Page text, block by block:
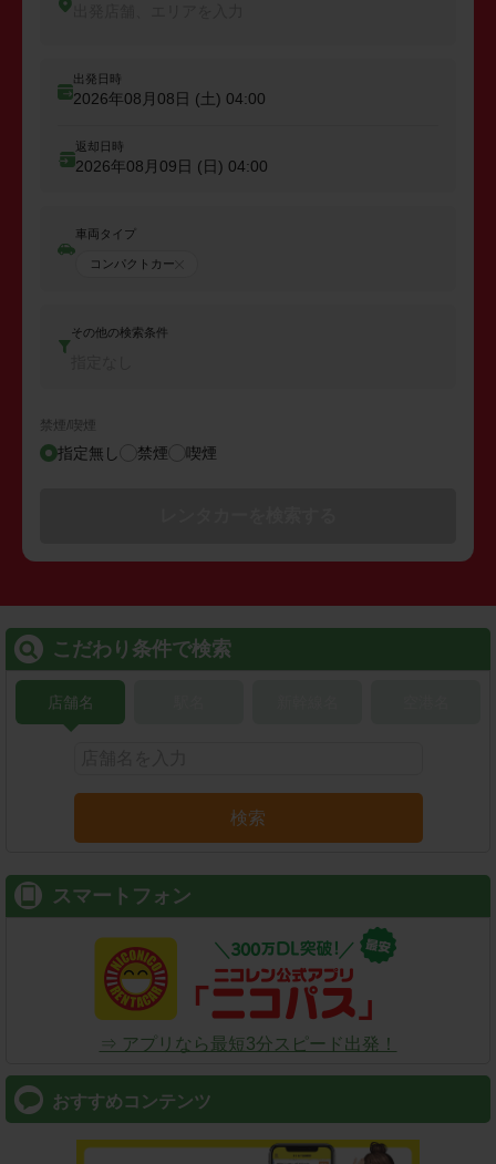
出発日時
2026年08月08日 (土) 04:00
返却日時
2026年08月09日 (日) 04:00
車両タイプ
コンパクトカー
その他の検索条件
禁煙/喫煙
指定無し 禁煙 喫煙
こだわり条件で検索
店舗名
検索
スマートフォン
⇒ アプリなら最短3分スピード出発！
おすすめコンテンツ